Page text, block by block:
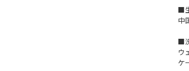
■
中
■
ウ
ケ